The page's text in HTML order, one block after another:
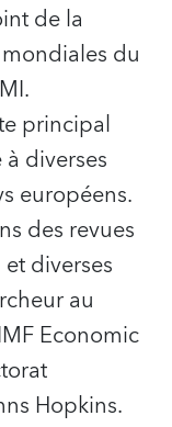
de la
du
principal
diverses
européens.
des revues
diverses
au
Economic
Hopkins.